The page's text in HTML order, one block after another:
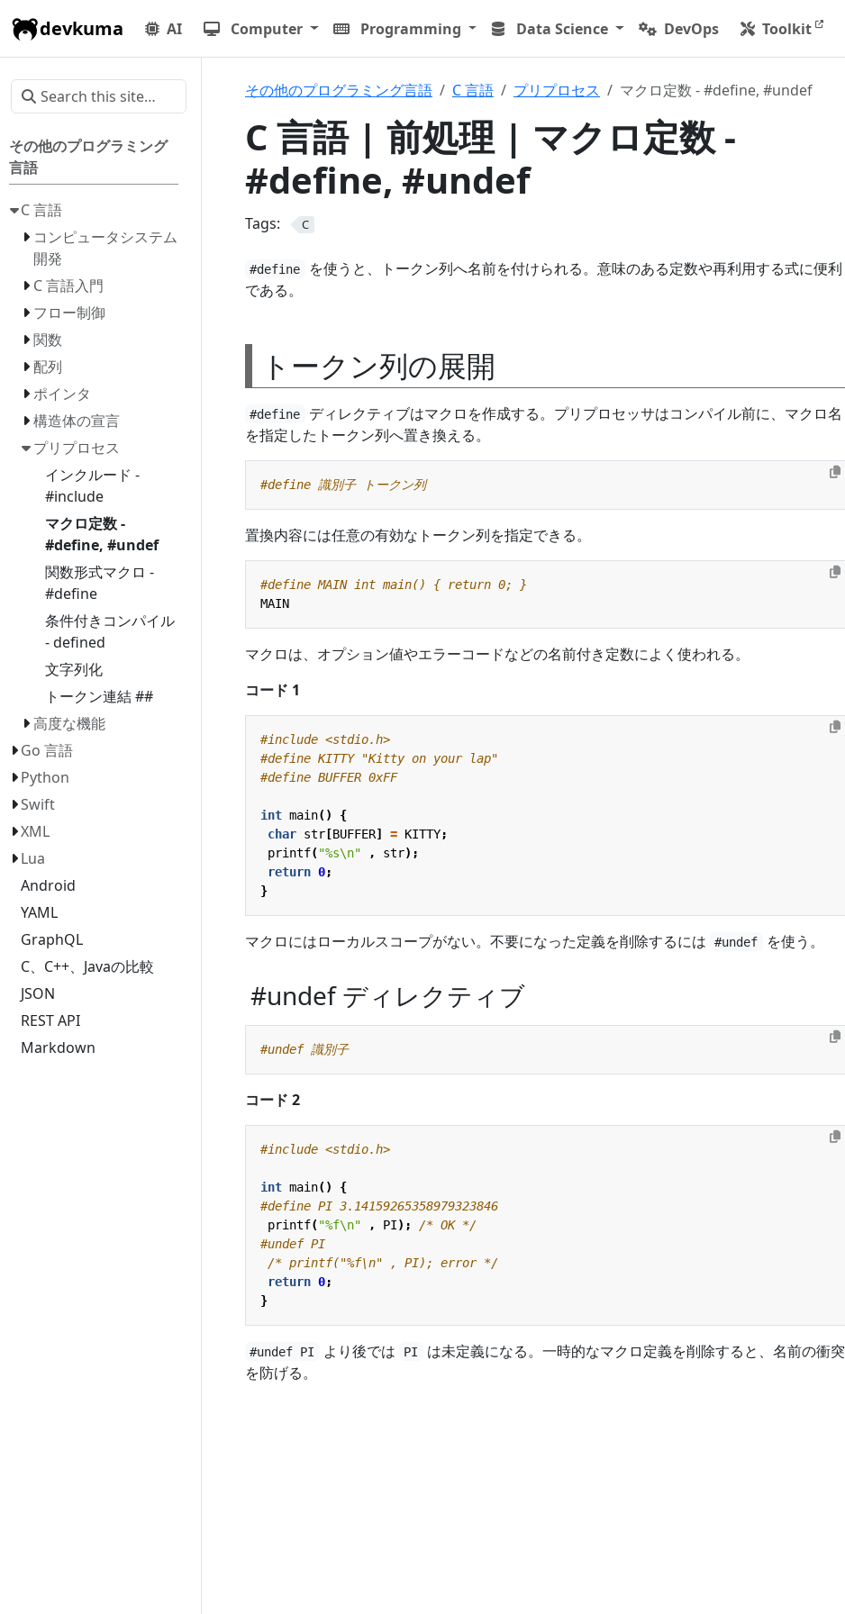
devkuma AI Computer Programming Data Science DevOps Toolkit
その他のプログラミング
言語
C 言語
コンピュータシステム
開発
C 言語入門
フロー制御
関数
配列
ポインタ
構造体の宣言
プリプロセス
インクルード -
#include
マクロ定数 -
#define, #undef
関数形式マクロ -
#define
条件付きコンパイル
- defined
文字列化
トークン連結 ##
高度な機能
Go 言語
Python
Swift
XML
Lua
Android
YAML
GraphQL
C、C++、Javaの比較
JSON
REST API
Markdown
その他のプログラミング言語 C 言語 プリプロセス マクロ定数 - #define, #undef
C 言語 | 前処理 | マクロ定数 -
#define, #undef
Tags: C
#define
を使うと、トークン列へ名前を付けられる。意味のある定数や再利用する式に便利
である。
トークン列の展開
#define
ディレクティブはマクロを作成する。プリプロセッサはコンパイル前に、マクロ名
を指定したトークン列へ置き換える。
置換内容には任意の有効なトークン列を指定できる。
MAIN
マクロは、オプション値やエラーコードなどの名前付き定数によく使われる。
コード 1
#include <stdio.h>
int main()
{
char str [BUFFER] = KITTY;
printf("%s\n" , str);
return 0;
}
マクロにはローカルスコープがない。不要になった定義を削除するには #undef を使う。
#undef ディレクティブ
コード 2
#include <stdio.h>
int main()
{
printf("%f\n" , PI);
/* OK */
/* printf("%f\n" , PI); error */
return 0;
}
#undef PI より後では PI
は未定義になる。一時的なマクロ定義を削除すると、名前の衝突
を防げる。